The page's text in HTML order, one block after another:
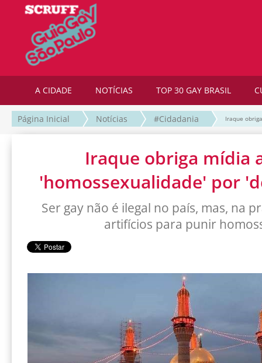
A CIDADE NOTÍCIAS TOP 30 GAY BRASIL
Página Inicial Notícias #Cidadania Iraque
Iraque obriga mídia
'homossexualidade' por
Ser gay não é ilegal no país, mas, na
artifícios para punir